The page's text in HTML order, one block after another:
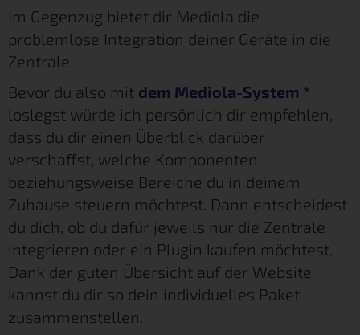
Im Gegenzug bietet dir Mediola die
problemlose Integration deiner Geräte in die
Zentrale.
Bevor du also mit dem Mediola-System *
loslegst würde ich persönlich dir empfehlen,
dass du dir einen Überblick darüber
verschaffst, welche Komponenten
beziehungsweise Bereiche du in deinem
Zuhause steuern möchtest. Dann entscheidest
du dich, ob du dafür jeweils nur die Zentrale
integrieren oder ein Plugin kaufen möchtest.
Dank der guten Übersicht auf der Website
kannst du dir so dein individuelles Paket
zusammenstellen.